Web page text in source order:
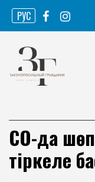
Skip
content
РУС
СҚО-да
тіркеле